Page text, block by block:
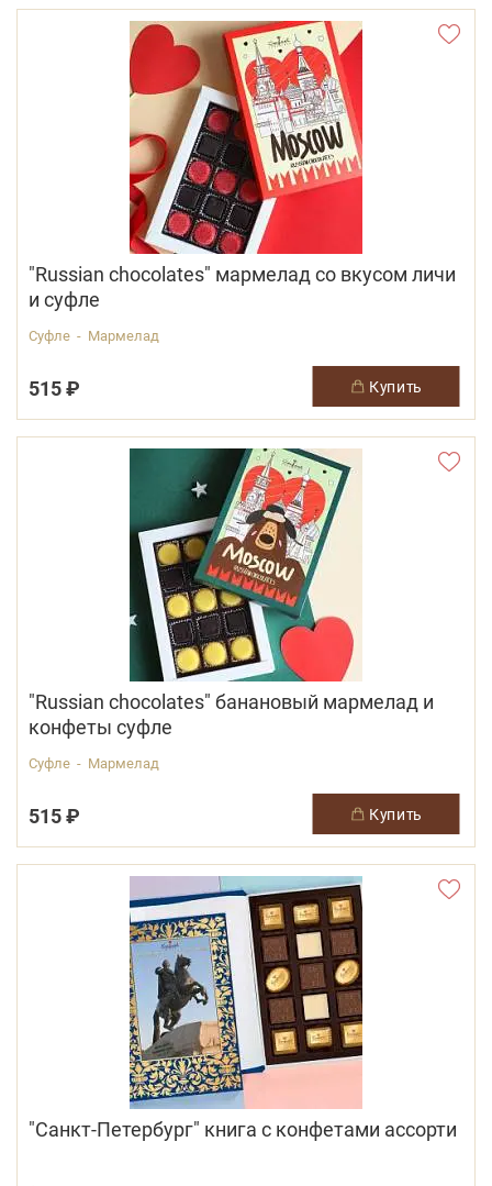
"Russian chocolates" мармелад со вкусом личи
и суфле
Суфле - Мармелад
515 ₽ купить
"Russian chocolates" банановый мармелад и
конфеты суфле
Суфле - Мармелад
515 ₽ купить
"Санкт-Петербург" книга с конфетами ассорти